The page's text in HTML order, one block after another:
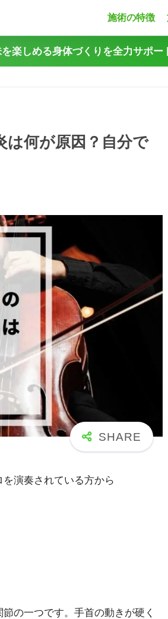
施術の特徴
楽しめる身体づくりを全力サポー
は何が原因？自分で
演奏されている方から
の一つです。手首の動きが硬く